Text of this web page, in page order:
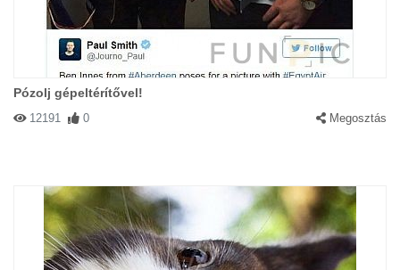
Pózolj gépeltérítővel!
12191 0 Megosztás